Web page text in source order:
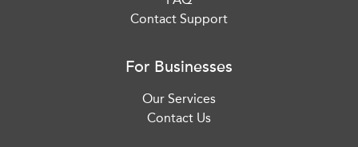
Contact Support
For Businesses
Our Services
Contact Us